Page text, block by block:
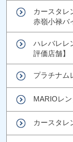
カースタレ
赤嶺小禄バ
ハレバレレ
評価店舗】
プラチナム
MARIOレ
カースタレ